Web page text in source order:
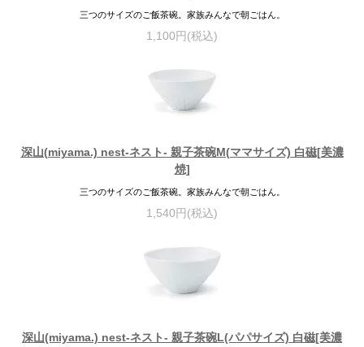
三つのサイズのご飯茶碗。家族みんなで朝ごはん。
1,100円(税込)
深山(miyama.) nest-ネスト- 親子茶碗M(ママサイズ) 白磁[美濃
焼]
三つのサイズのご飯茶碗。家族みんなで朝ごはん。
1,540円(税込)
深山(miyama.) nest-ネスト- 親子茶碗L(パパサイズ) 白磁[美濃